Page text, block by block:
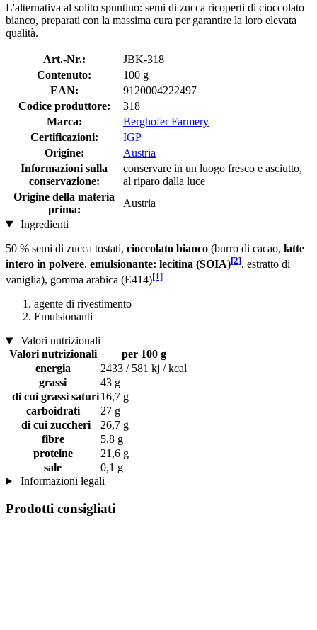
L'alternativa al solito spuntino: semi di zucca ricoperti di cioccolato
bianco, preparati con la massima cura per garantire la loro elevata
qualità.
Art.-Nr.:
JBK-318
Contenuto:
100 g
EAN:
9120004222497
Codice produttore:
318
Marca:
Berghofer Farmery
Certificazioni:
IGP
Origine:
Austria
Informazioni sulla
conservazione:
conservare in un luogo fresco e asciutto,
al riparo dalla luce
Origine della materia
prima:
Austria
Ingredienti
50 % semi di zucca tostati, cioccolato bianco (burro di cacao, latte
intero in polvere, emulsionante: lecitina (SOIA)[2], estratto di
vaniglia), gomma arabica (E414)[1]
agente di rivestimento
Emulsionanti
Valori nutrizionali
Valori nutrizionali
per 100 g
energia
2433 / 581 kj / kcal
grassi
43 g
di cui grassi saturi16,7 g
carboidrati
27 g
di cui zuccheri
26,7 g
fibre
5,8 g
proteine
21,6 g
sale
0,1 g
Informazioni legali
Prodotti consigliati